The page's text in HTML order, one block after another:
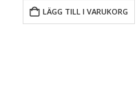
LÄGG TILL I VARUKORG